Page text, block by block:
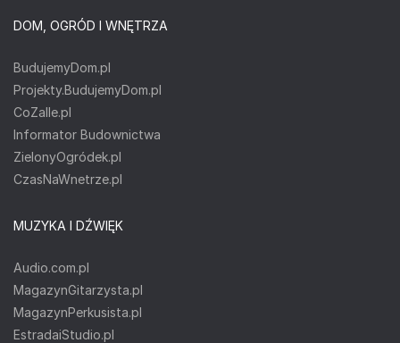
DOM, OGRÓD I WNĘTRZA
BudujemyDom.pl
Projekty.BudujemyDom.pl
CoZaIle.pl
Informator Budownictwa
ZielonyOgródek.pl
CzasNaWnetrze.pl
MUZYKA I DŹWIĘK
Audio.com.pl
MagazynGitarzysta.pl
MagazynPerkusista.pl
EstradaiStudio.pl